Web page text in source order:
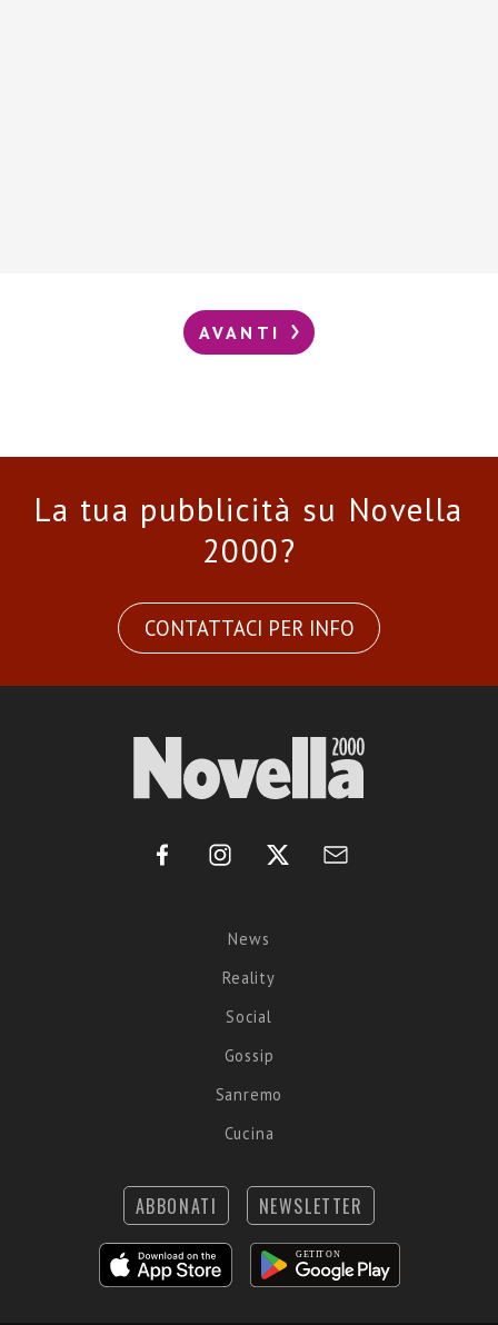
AVANTI
La tua pubblicità su Novella
2000?
CONTATTACI PER INFO
News
Reality
Social
Gossip
Sanremo
Cucina
ABBONATI NEWSLETTER